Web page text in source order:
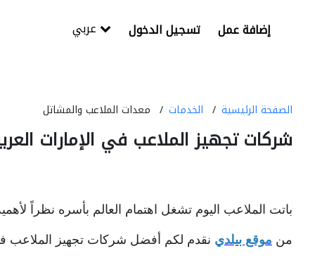
تسجيل الدخول إضافة عمل
الصفحة الرئيسية الخدمات معدات الملاعب والمشاتل
شركات تجهيز الملاعب في الإمارات
باتت الملاعب اليوم تشغل اهتمام العالم بأسره نظراً
من موقع بيلدي نقدم لكم أفضل شركات تجهيز الملاعب في